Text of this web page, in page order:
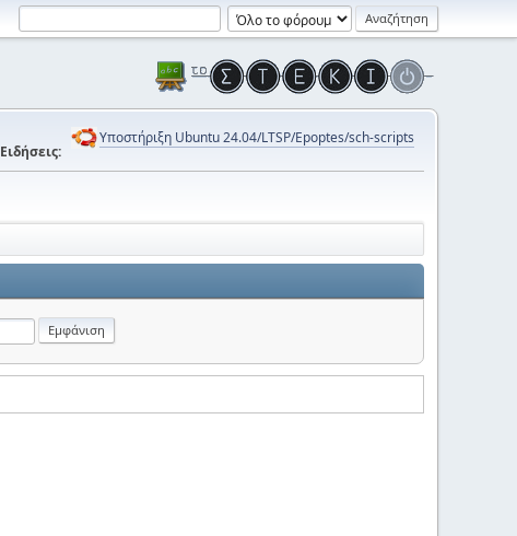
Ειδήσεις:
Υποστήριξη Ubuntu 24.04/LTSP/Epoptes/sch-scripts